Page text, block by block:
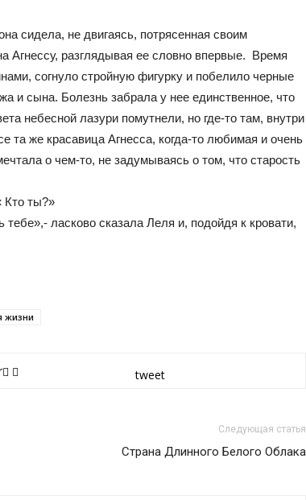
сидела, не двигаясь, потрясенная своим
Агнессу, разглядывая ее словно впервые. Время
согнуло стройную фигурку и побелило черные
и сына. Болезнь забрала у нее единственное, что
небесной лазури помутнели, но где-то там, внутри
та же красавица Агнесса, когда-то любимая и очень
о чем-то, не задумываясь о том, что старость
Кто ты?»
ласково сказала Леля и, подойдя к кровати,
жизни
tweet
Следующая статья
Страна Длинного Белого Облака